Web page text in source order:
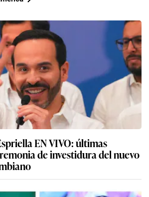
EN VIVO: últimas
de investidura del nuevo